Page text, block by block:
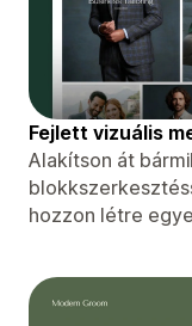
Fejlett vizuális
Alakítson át
hozzon létre